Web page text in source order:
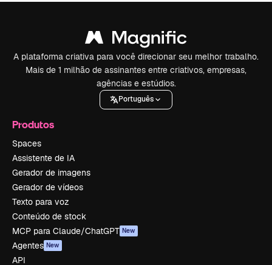
A plataforma criativa para você direcionar seu melhor trabalho.
Mais de 1 milhão de assinantes entre criativos, empresas,
agências e estúdios.
Português
Produtos
Spaces
Assistente de IA
Gerador de imagens
Gerador de vídeos
Texto para voz
Conteúdo de stock
MCP para Claude/ChatGPT New
Agentes New
API